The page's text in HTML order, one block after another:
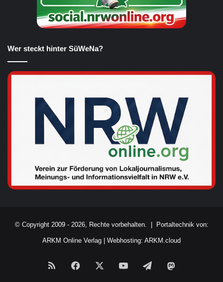
Wer steckt hinter SüWeNa?
© Copyright 2009 - 2026, Rechte vorbehalten. | Portaltechnik von:
ARKM Online Verlag | Webhosting: ARKM.cloud
RSS Facebook YouTubeTelegram